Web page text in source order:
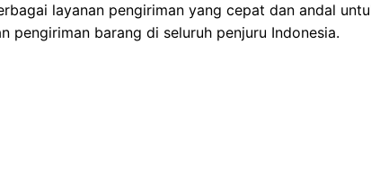
layanan pengiriman yang cepat dan andal
pengiriman barang di seluruh penjuru Indonesia.